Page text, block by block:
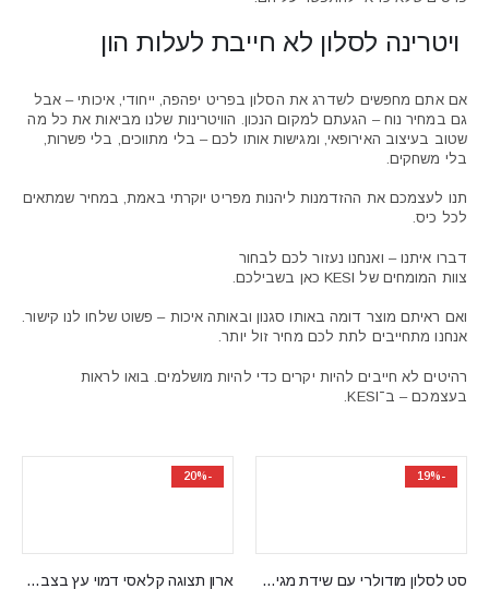
ויטרינה לסלון לא חייבת לעלות הון
אם אתם מחפשים לשדרג את הסלון בפריט יפהפה, ייחודי, איכותי – אבל
גם במחיר נוח – הגעתם למקום הנכון. הוויטרינות שלנו מביאות את כל מה
שטוב בעיצוב האירופאי, ומגישות אותו לכם – בלי מתווכים, בלי פשרות,
בלי משחקים.
תנו לעצמכם את ההזדמנות ליהנות מפריט יוקרתי באמת, במחיר שמתאים
לכל כיס.
דברו איתנו – ואנחנו נעזור לכם לבחור
צוות המומחים של KESI כאן בשבילכם.
ואם ראיתם מוצר דומה באותו סגנון ובאותה איכות – פשוט שלחו לנו קישור.
אנחנו מתחייבים לתת לכם מחיר זול יותר.
רהיטים לא חייבים להיות יקרים כדי להיות מושלמים. בואו לראות
בעצמכם – ב־KESI.
-19%
סט לסלון מודולרי עם שידת מגירות וויטרינות CATALINA A
-20%
ארון תצוגה קלאסי ‏דמוי עץ ‏בצבע לבן לסלון SNOBI SB08/09